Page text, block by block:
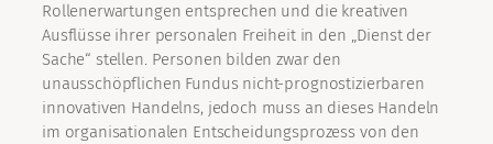
Rollenerwartungen entsprechen und die kreativen
Ausflüsse ihrer personalen Freiheit in den „Dienst der
Sache“ stellen. Personen bilden zwar den
unausschöpflichen Fundus nicht-prognostizierbaren
innovativen Handelns, jedoch muss an dieses Handeln
im organisationalen Entscheidungsprozess von den